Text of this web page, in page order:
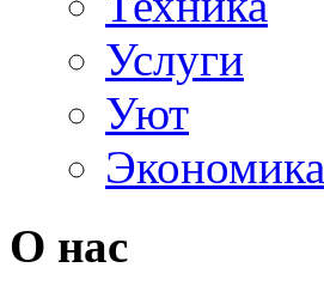
Услуги
Уют
Экономика
О нас